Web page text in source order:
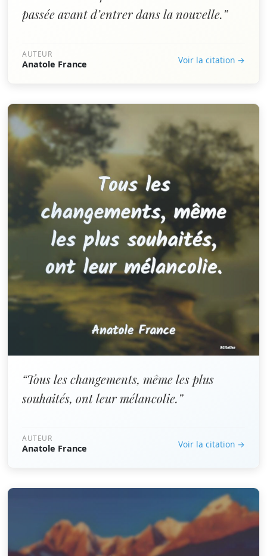
passée avant d’entrer dans la nouvelle.”
AUTEUR
Anatole France Voir la citation →
“Tous les changements, même les plus
souhaités, ont leur mélancolie.”
AUTEUR
Anatole France Voir la citation →